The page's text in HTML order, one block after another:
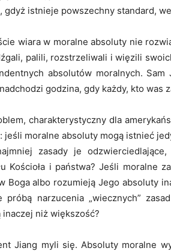
gdyż istnieje powszechny standard,
wiara w moralne absoluty nie
palili, rozstrzeliwali i więzili
absolutów moralnych. Sam
godzina, gdy każdy, kto was
charakterystyczny dla
jeśli moralne absoluty mogą istnieć
zasady je
Kościoła i państwa? Jeśli moralne
Boga albo rozumieją Jego absoluty
próbą narzucenia „wiecznych”
inaczej niż większość?
Jiang myli się. Absoluty moralne